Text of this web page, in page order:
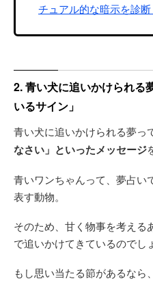
チュアル的な暗示を診断
2. 青い犬に追いかけられる
いるサイン」
青い犬に追いかけられる夢って
なさい」といったメッセージ
青いワンちゃんって、夢占い
表す動物。
そのため、甘く物事を考える
で追いかけてきているのでし
もし思い当たる節があるなら、